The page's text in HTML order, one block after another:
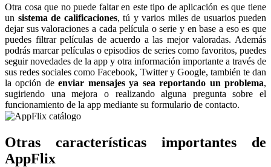
Otra cosa que no puede faltar en este tipo de aplicación es que tiene
un sistema de calificaciones, tú y varios miles de usuarios pueden
dejar sus valoraciones a cada película o serie y en base a eso es que
puedes filtrar películas de acuerdo a las mejor valoradas. Además
podrás marcar películas o episodios de series como favoritos, puedes
seguir novedades de la app y otra información importante a través de
sus redes sociales como Facebook, Twitter y Google, también te dan
la opción deenviar mensajes ya sea reportando un problema,
sugiriendo una mejora o realizando alguna pregunta sobre el
funcionamiento de la app mediante su formulario de contacto.
Otras características importantes de
AppFlix